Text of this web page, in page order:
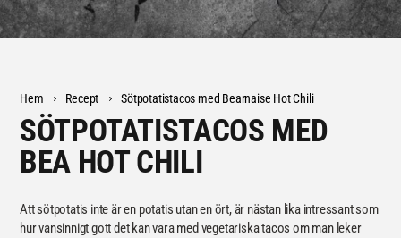
SÖTPOTATISTACOS MED
BEA HOT CHILI
Att sötpotatis inte är en potatis utan en ört, är nästan lika intressant som
hur vansinnigt gott det kan vara med vegetariska tacos om man leker
Hem Recept Sötpotatistacos med Bearnaise Hot Chili